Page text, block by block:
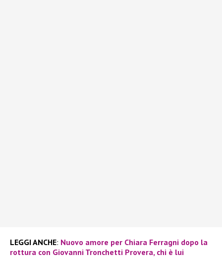
LEGGI ANCHE: Nuovo amore per Chiara Ferragni dopo la
rottura con Giovanni Tronchetti Provera, chi è lui